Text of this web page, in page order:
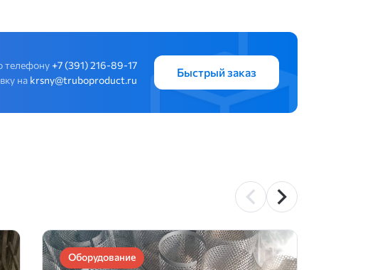
телефону +7 (391) 216-89-17
на krsny@truboproduct.ru
Быстрый заказ
Оборудование